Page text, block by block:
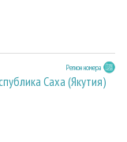
Регион номера
Саха (Якутия)